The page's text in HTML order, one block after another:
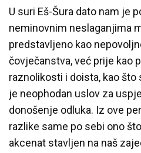
U suri Eš-Šura dato nam je
neminovnim neslaganjima
predstavljeno kao
čovječanstva, već prije kao
raznolikosti i doista, kao što
je neophodan uslov za
donošenje odluka. Iz ove
razlike same po sebi ono
akcenat stavljen na naš